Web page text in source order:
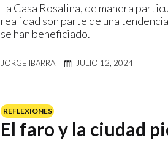
La Casa Rosalina, de manera
realidad son parte de una
se han beneficiado.
JORGE IBARRA JULIO 12, 2024
REFLEXIONES
El faro y la ciudad